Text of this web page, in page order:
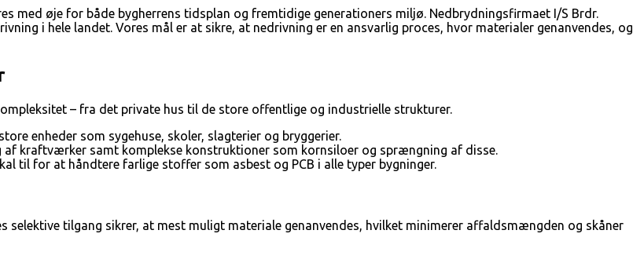
med øje for både bygherrens tidsplan og fremtidige generationers miljø. Nedbrydningsfirmaet I/S Brdr.
i hele landet. Vores mål er at sikre, at nedrivning er en ansvarlig proces, hvor materialer genanvendes, og
– fra det private hus til de store offentlige og industrielle strukturer.
enheder som sygehuse, skoler, slagterier og bryggerier.
af kraftværker samt komplekse konstruktioner som kornsiloer og sprængning af disse.
til for at håndtere farlige stoffer som asbest og PCB i alle typer bygninger.
tilgang sikrer, at mest muligt materiale genanvendes, hvilket minimerer affaldsmængden og skåner